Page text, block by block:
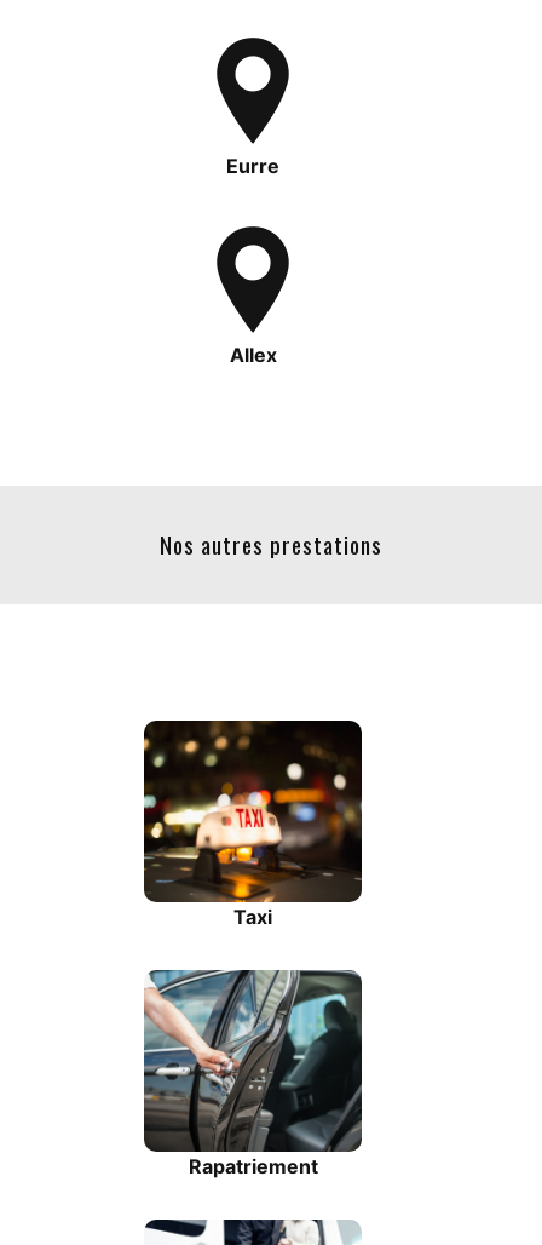
Eurre
Allex
Nos autres prestations
Taxi
Rapatriement